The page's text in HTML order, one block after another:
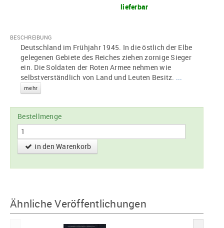
lieferbar
BESCHREIBUNG
Deutschland im Frühjahr 1945. In die östlich der Elbe
gelegenen Gebiete des Reiches ziehen zornige Sieger
ein. Die Soldaten der Roten Armee nehmen wie
selbstverständlich von Land und Leuten Besitz. ...
mehr
Bestellmenge
in den Warenkorb
Ähnliche Veröffentlichungen